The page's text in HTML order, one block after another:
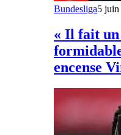
Bundesliga5 juin
« Il fait
encense